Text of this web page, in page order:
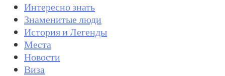
Интересно знать
Знаменитые люди
История и Легенды
Места
Новости
Виза